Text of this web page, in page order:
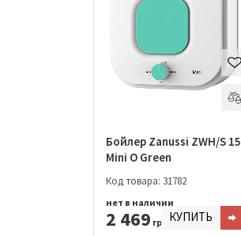
Бойлер Zanussi ZWH/S 15
Mini O Green
Код товара: 31782
2 469 грн.
нет в наличии
КУПИТЬ